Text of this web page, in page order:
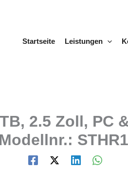
Startseite
Leistungen
2.5 Zoll, PC